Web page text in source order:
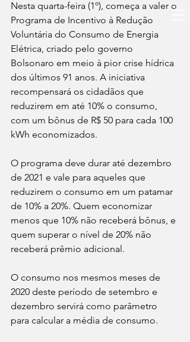
Nesta quarta-feira (1º), começa a valer o
Programa de Incentivo à Redução
Voluntária do Consumo de Energia
Elétrica, criado pelo governo
Bolsonaro em meio à pior crise hídrica
dos últimos 91 anos. A iniciativa
recompensará os cidadãos que
reduzirem em até 10% o consumo,
com um bônus de R$ 50 para cada 100
kWh economizados.
O programa deve durar até dezembro
de 2021 e vale para aqueles que
reduzirem o consumo em um patamar
de 10% a 20%. Quem economizar
menos que 10% não receberá bônus, e
quem superar o nível de 20% não
receberá prêmio adicional.
O consumo nos mesmos meses de
2020 deste período de setembro e
dezembro servirá como parâmetro
para calcular a média de consumo.